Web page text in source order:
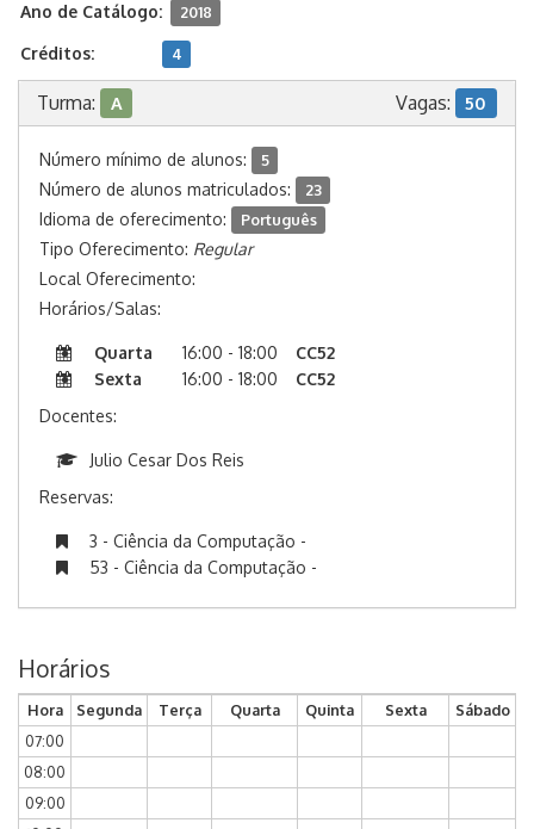
Ano de Catálogo: 2018
Créditos: 4
Turma: A Vagas: 50
Número mínimo de alunos: 5
Número de alunos matriculados: 23
Idioma de oferecimento: Português
Tipo Oferecimento: Regular
Local Oferecimento:
Horários/Salas:
Quarta 16:00 - 18:00
CC52
Sexta
16:00 - 18:00
CC52
Docentes:
Julio Cesar Dos Reis
Reservas:
3 - Ciência da Computação -
53 - Ciência da Computação -
Horários
Hora Segunda Terça Quarta Quinta Sexta
Sábado
07:00
08:00
09:00